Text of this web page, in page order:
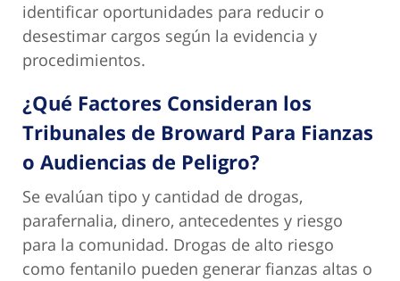
identificar oportunidades para reducir o
desestimar cargos según la evidencia y
procedimientos.
¿Qué Factores Consideran los
Tribunales de Broward Para Fianzas
o Audiencias de Peligro?
Se evalúan tipo y cantidad de drogas,
parafernalia, dinero, antecedentes y riesgo
para la comunidad. Drogas de alto riesgo
como fentanilo pueden generar fianzas altas o